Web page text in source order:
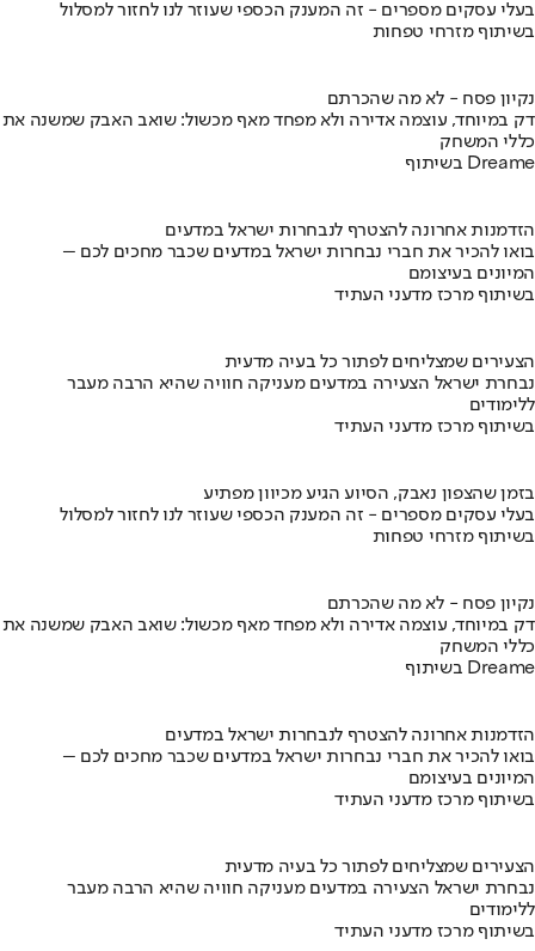
בעלי עסקים מספרים - זה המענק הכספי שעוזר לנו לחזור למסלול
בשיתוף מזרחי טפחות
נקיון פסח - לא מה שהכרתם
דק במיוחד, עוצמה אדירה ולא מפחד מאף מכשול: שואב האבק שמשנה את
כללי המשחק
בשיתוף Dreame
הזדמנות אחרונה להצטרף לנבחרות ישראל במדעים
בואו להכיר את חברי נבחרות ישראל במדעים שכבר מחכים לכם –
המיונים בעיצומם
בשיתוף מרכז מדעני העתיד
הצעירים שמצליחים לפתור כל בעיה מדעית
נבחרת ישראל הצעירה במדעים מעניקה חוויה שהיא הרבה מעבר
ללימודים
בשיתוף מרכז מדעני העתיד
בזמן שהצפון נאבק, הסיוע הגיע מכיוון מפתיע
בעלי עסקים מספרים - זה המענק הכספי שעוזר לנו לחזור למסלול
בשיתוף מזרחי טפחות
נקיון פסח - לא מה שהכרתם
דק במיוחד, עוצמה אדירה ולא מפחד מאף מכשול: שואב האבק שמשנה את
כללי המשחק
בשיתוף Dreame
הזדמנות אחרונה להצטרף לנבחרות ישראל במדעים
בואו להכיר את חברי נבחרות ישראל במדעים שכבר מחכים לכם –
המיונים בעיצומם
בשיתוף מרכז מדעני העתיד
הצעירים שמצליחים לפתור כל בעיה מדעית
נבחרת ישראל הצעירה במדעים מעניקה חוויה שהיא הרבה מעבר
ללימודים
בשיתוף מרכז מדעני העתיד